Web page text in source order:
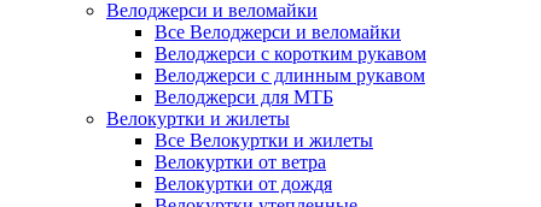
Велоджерси и веломайки
Все Велоджерси и веломайки
Велоджерси с коротким рукавом
Велоджерси с длинным рукавом
Велоджерси для МТБ
Велокуртки и жилеты
Все Велокуртки и жилеты
Велокуртки от ветра
Велокуртки от дождя